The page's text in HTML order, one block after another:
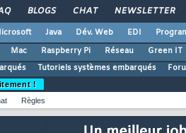
BLOGS CHAT NEWSLETTER
Java Dév. Web EDI
Mac Raspberry Pi Réseau Green IT
Tutoriels systèmes embarqués
!
Règles